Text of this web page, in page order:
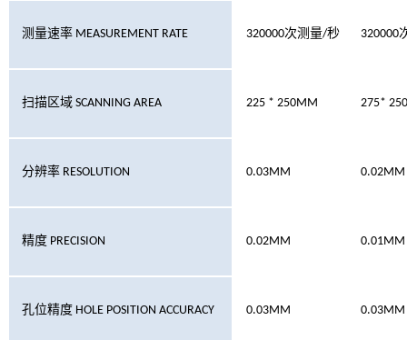
测量速率 MEASUREMENT RATE 320000次测量/秒 320000
扫描区域 SCANNING AREA 225 * 250MM 275*
分辨率 RESOLUTION 0.03MM 0.02MM
精度 PRECISION 0.02MM 0.01MM
孔位精度 HOLE POSITION ACCURACY 0.03MM 0.03MM